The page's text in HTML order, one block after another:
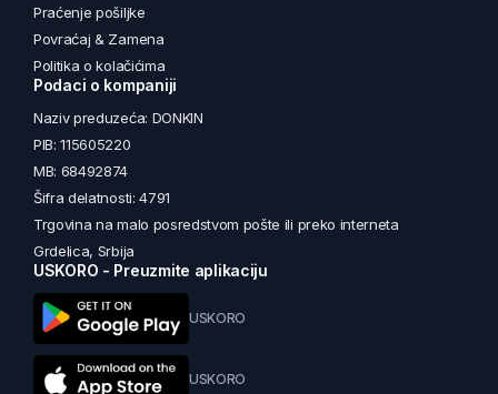
Praćenje pošiljke
Povraćaj & Zamena
Politika o kolačićima
Podaci o kompaniji
Naziv preduzeća: DONKIN
PIB: 115605220
MB: 68492874
Šifra delatnosti: 4791
Trgovina na malo posredstvom pošte ili preko interneta
Grdelica, Srbija
USKORO - Preuzmite aplikaciju
USKORO
USKORO